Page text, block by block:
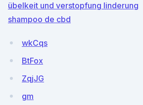
übelkeit und verstopfung linderung
shampoo de cbd
wkCqs
BtFox
ZqjJG
gm